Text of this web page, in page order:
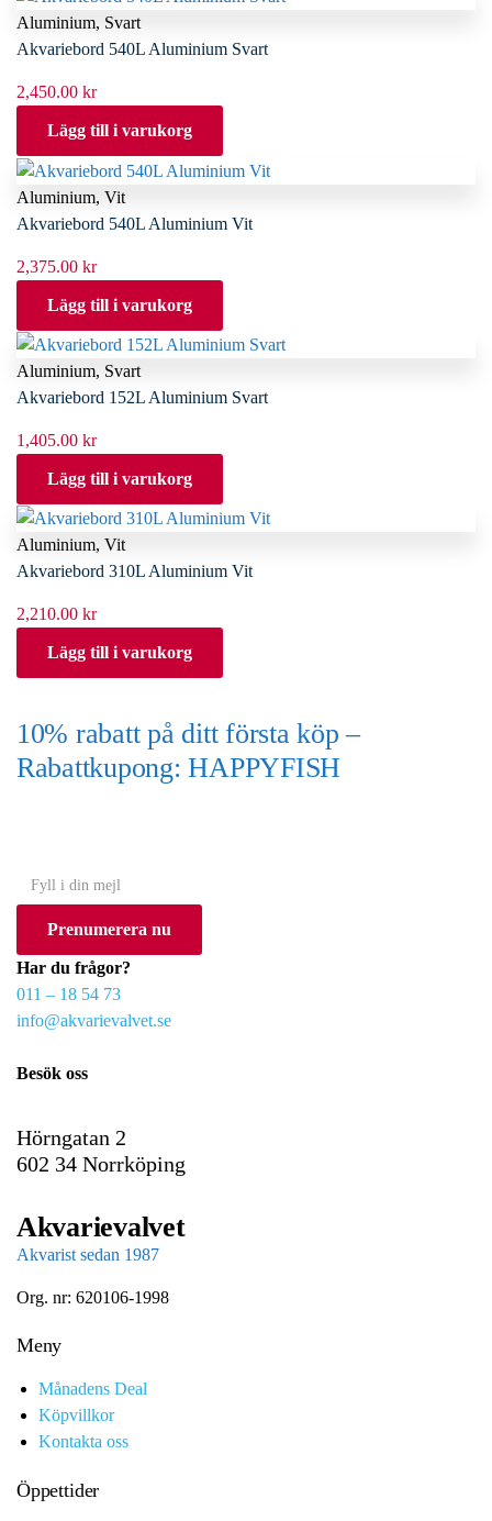
Aluminium, Svart
Akvariebord 540L Aluminium Svart
2,450.00 kr
Lägg till i varukorg
Aluminium, Vit
Akvariebord 540L Aluminium Vit
2,375.00 kr
Lägg till i varukorg
Aluminium, Svart
Akvariebord 152L Aluminium Svart
1,405.00 kr
Lägg till i varukorg
Aluminium, Vit
Akvariebord 310L Aluminium Vit
2,210.00 kr
Lägg till i varukorg
10% rabatt på ditt första köp –
Rabattkupong: HAPPYFISH
o
r
Prenumerera nu
Har du frågor?
011 – 18 54 73
info@akvarievalvet.se
Besök oss
Hörngatan 2
602 34 Norrköping
Akvarievalvet
Akvarist sedan 1987
Org. nr: 620106-1998
Meny
Månadens Deal
Köpvillkor
Kontakta oss
Öppettider